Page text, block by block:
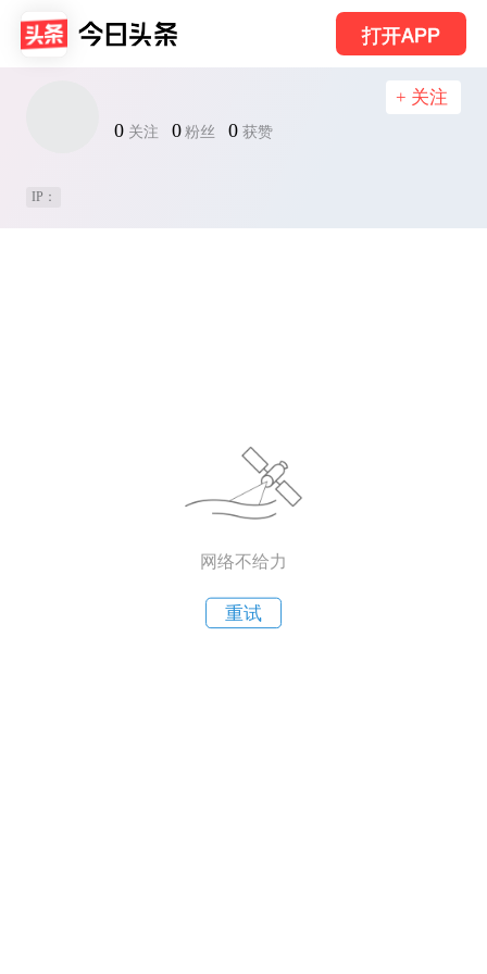
打开APP
0 关注 0 粉丝 0 获赞
+ 关注
IP：
网络不给力
重试